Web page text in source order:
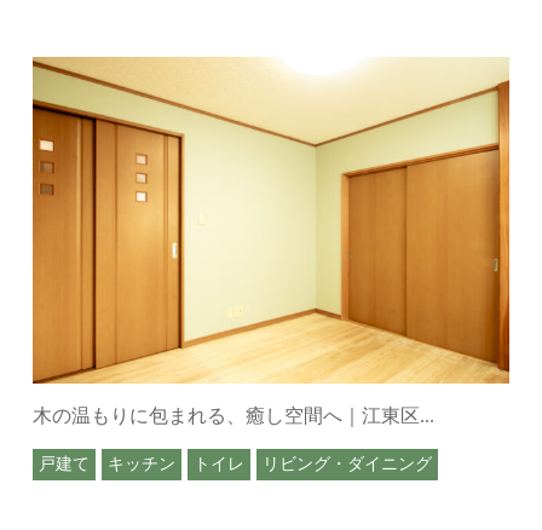
木の温もりに包まれる、癒し空間へ｜江東区...
戸建て キッチン トイレ リビング・ダイニング